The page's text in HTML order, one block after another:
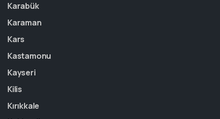
Karabük
Karaman
Kars
Kastamonu
Kayseri
Kilis
Kırıkkale